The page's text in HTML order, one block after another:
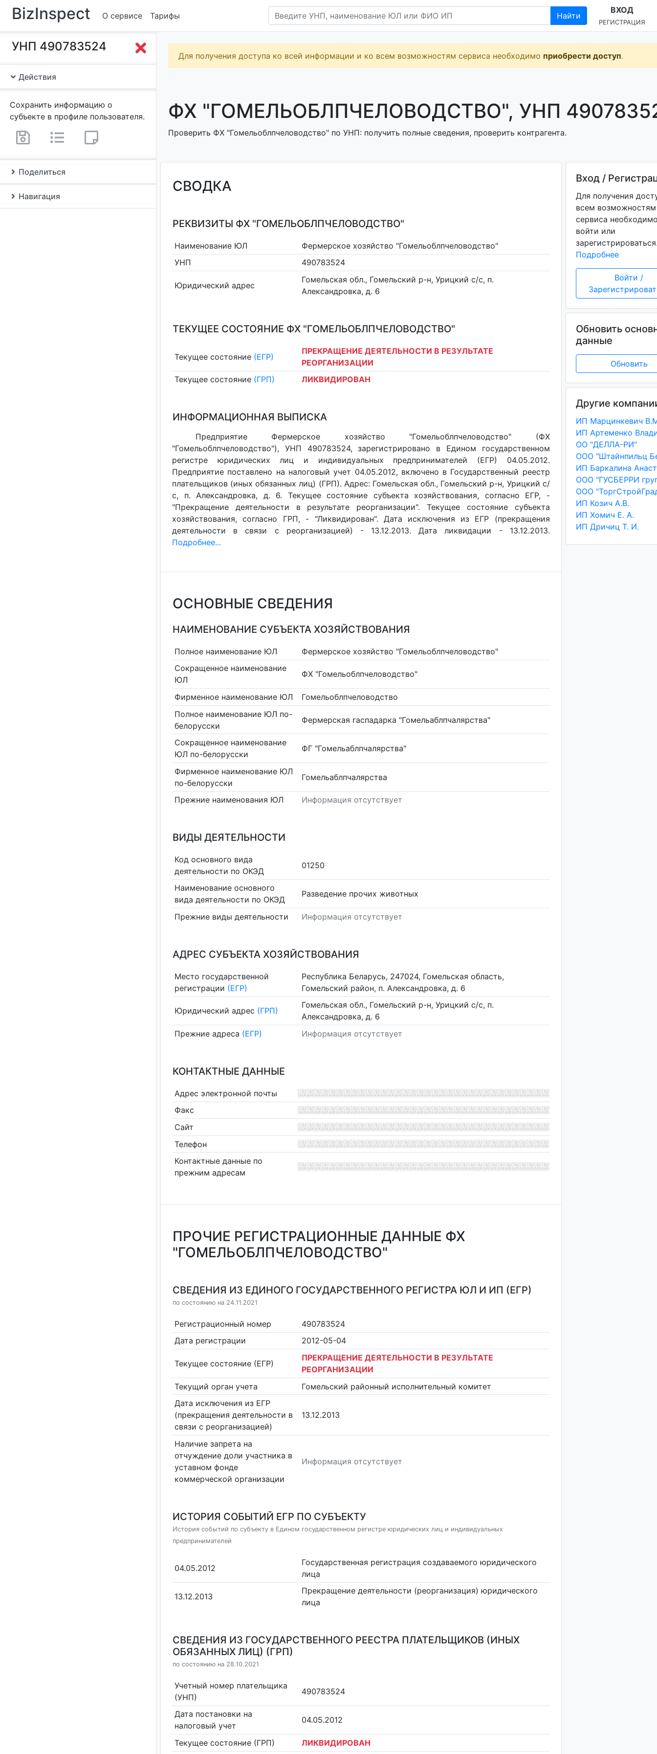
BizInspect О сервисе Тарифы Найти
ВХОД
РЕГИСТРАЦИЯ
УНП 490783524
Действия
Сохранить информацию о
субъекте в профиле пользователя.
Поделиться
Навигация
Для получения доступа ко всей информации и ко всем возможностям сервиса необходимо приобрести доступ.
ФХ "ГОМЕЛЬОБЛПЧЕЛОВОДСТВО", УНП
Проверить ФХ "Гомельоблпчеловодство" по УНП: получить полные сведения, проверить контрагента.
СВОДКА
РЕКВИЗИТЫ ФХ "ГОМЕЛЬОБЛПЧЕЛОВОДСТВО"
Наименование ЮЛ
Фермерское хозяйство "Гомельоблпчеловодство"
УНП
490783524
Юридический адрес
Гомельская обл., Гомельский р-н, Урицкий с/с, п.
Александровка, д. 6
ТЕКУЩЕЕ СОСТОЯНИЕ ФХ "ГОМЕЛЬОБЛПЧЕЛОВОДСТВО"
Текущее состояние (ЕГР)
ПРЕКРАЩЕНИЕ ДЕЯТЕЛЬНОСТИ В РЕЗУЛЬТАТЕ
РЕОРГАНИЗАЦИИ
Текущее состояние (ГРП) ЛИКВИДИРОВАН
ИНФОРМАЦИОННАЯ ВЫПИСКА
Предприятие Фермерское хозяйство "Гомельоблпчеловодство" (ФХ
"Гомельоблпчеловодство"), УНП 490783524, зарегистрировано в Едином государственном
регистре юридических лиц и индивидуальных предпринимателей (ЕГР) 04.05.2012.
Предприятие поставлено на налоговый учет 04.05.2012, включено в Государственный реестр
плательщиков (иных обязанных лиц) (ГРП). Адрес: Гомельская обл., Гомельский р-н, Урицкий с/
с, п. Александровка, д. 6. Текущее состояние субъекта хозяйствования, согласно ЕГР, -
"Прекращение деятельности в результате реорганизации". Текущее состояние субъекта
хозяйствования, согласно ГРП, - "Ликвидирован". Дата исключения из ЕГР (прекращения
деятельности в связи с реорганизацией) - 13.12.2013. Дата ликвидации - 13.12.2013.
Подробнее...
ОСНОВНЫЕ СВЕДЕНИЯ
НАИМЕНОВАНИЕ СУБЪЕКТА ХОЗЯЙСТВОВАНИЯ
Полное наименование ЮЛ
Фермерское хозяйство "Гомельоблпчеловодство"
Сокращенное наименование
ЮЛ
ФХ "Гомельоблпчеловодство"
Фирменное наименование ЮЛ
Гомельоблпчеловодство
Полное наименование ЮЛ по-
белорусски
Фермерская гаспадарка "Гомельаблпчалярства"
Сокращенное наименование
ЮЛ по-белорусски
ФГ "Гомельаблпчалярства"
Фирменное наименование ЮЛ
по-белорусски
Гомельаблпчалярства
Прежние наименования ЮЛ Информация отсутствует
ВИДЫ ДЕЯТЕЛЬНОСТИ
Код основного вида
деятельности по ОКЭД
01250
Наименование основного
вида деятельности по ОКЭД
Разведение прочих животных
Прежние виды деятельности Информация отсутствует
АДРЕС СУБЪЕКТА ХОЗЯЙСТВОВАНИЯ
Место государственной
регистрации (ЕГР)
Республика Беларусь, 247024, Гомельская область,
Гомельский район, п. Александровка, д. 6
Юридический адрес (ГРП)
Гомельская обл., Гомельский р-н, Урицкий с/с, п.
Александровка, д. 6
Прежние адреса (ЕГР) Информация отсутствует
КОНТАКТНЫЕ ДАННЫЕ
Адрес электронной почты
Факс
Сайт
Телефон
Контактные данные по
прежним адресам
ПРОЧИЕ РЕГИСТРАЦИОННЫЕ ДАННЫЕ ФХ
"ГОМЕЛЬОБЛПЧЕЛОВОДСТВО"
СВЕДЕНИЯ ИЗ ЕДИНОГО ГОСУДАРСТВЕННОГО РЕГИСТРА ЮЛ И ИП (ЕГР)
по состоянию на 24.11.2021
Регистрационный номер
490783524
Дата регистрации
2012-05-04
Текущее состояние (ЕГР)
ПРЕКРАЩЕНИЕ ДЕЯТЕЛЬНОСТИ В РЕЗУЛЬТАТЕ
РЕОРГАНИЗАЦИИ
Текущий орган учета
Гомельский районный исполнительный комитет
Дата исключения из ЕГР
(прекращения деятельности в
связи с реорганизацией)
13.12.2013
Наличие запрета на
отчуждение доли участника в
уставном фонде
коммерческой организации
Информация отсутствует
ИСТОРИЯ СОБЫТИЙ ЕГР ПО СУБЪЕКТУ
История событий по субъекту в Едином государственном регистре юридических лиц и индивидуальных
предпринимателей
04.05.2012
Государственная регистрация создаваемого юридического
лица
13.12.2013
Прекращение деятельности (реорганизация) юридического
лица
СВЕДЕНИЯ ИЗ ГОСУДАРСТВЕННОГО РЕЕСТРА ПЛАТЕЛЬЩИКОВ (ИНЫХ
ОБЯЗАННЫХ ЛИЦ) (ГРП)
по состоянию на 28.10.2021
Учетный номер плательщика
(УНП)
490783524
Дата постановки на
налоговый учет
04.05.2012
Текущее состояние (ГРП) ЛИКВИДИРОВАН
Вход /
Для получения
всем возможностям
сервиса
войти или
Подробнее
Войти /
Обновить
данные
Обновить
Другие
ИП Марцинкевич
ОО "ДЕЛЛА-РИ"
ООО "Штайнпильц
ООО "ГУСБЕРРИ
ООО
ИП Козич А.В.
ИП Хомич Е. А.
ИП Дричиц Т. И.